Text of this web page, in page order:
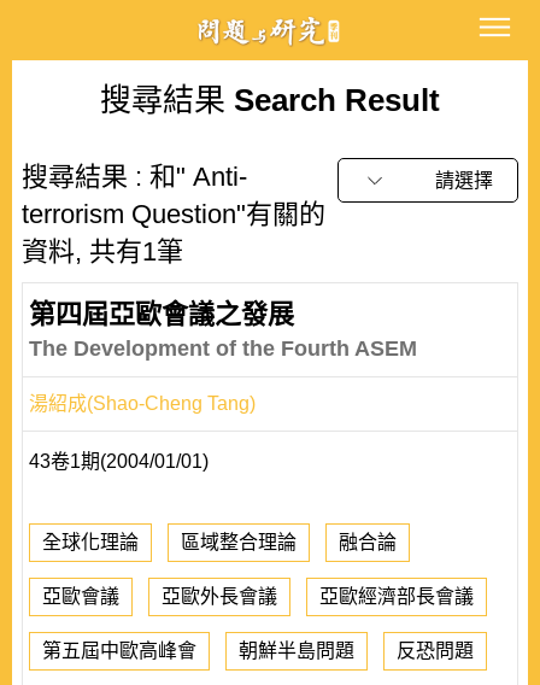
搜尋結果 Search Result
搜尋結果 : 和" Anti-
terrorism Question"有關的
資料, 共有1筆
請選擇
第四屆亞歐會議之發展
The Development of the Fourth ASEM
湯紹成(Shao-Cheng Tang)
43卷1期(2004/01/01)
全球化理論 區域整合理論 融合論
亞歐會議 亞歐外長會議 亞歐經濟部長會議
第五屆中歐高峰會 朝鮮半島問題 反恐問題